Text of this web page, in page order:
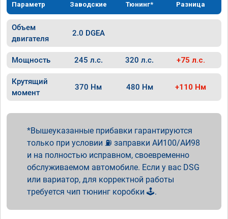
Параметр Заводские Тюнинг* Разница
Объем
двигателя
2.0 DGEA
Мощность 245 л.с. 320 л.с. +75 л.с.
Крутящий
момент
370 Нм 480 Нм +110 Нм
Вышеуказанные прибавки гарантируются
только при условии ⛽ заправки АИ100/АИ98
и на полностью исправном, своевременно
обслуживаемом автомобиле. Если у вас DSG
или вариатор, для корректной работы
требуется чип тюнинг коробки 🕹️.